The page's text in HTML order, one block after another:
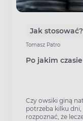
Jak stosować?
Tomasz Patro
Po jakim
Czy owsiki giną
potrzeba kilku dni,
rozpoznać, że